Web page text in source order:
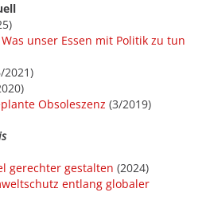
unser Essen mit Politik zu tun
2021)
Obsoleszenz (3/2019)
gerechter gestalten (2024)
entlang globaler